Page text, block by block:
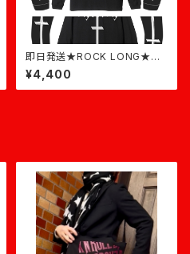
即日発送★ROCK LONG★黒
×白
¥4,400